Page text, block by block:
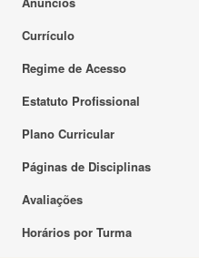
Currículo
Regime de Acesso
Estatuto Profissional
Plano Curricular
Páginas de Disciplinas
Avaliações
Horários por Turma